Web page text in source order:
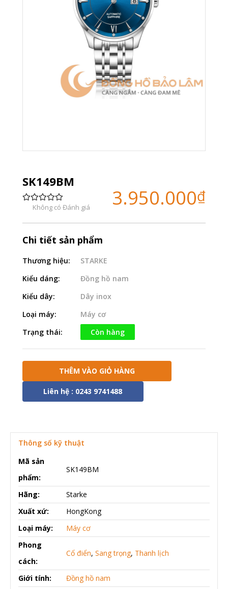
SK149BM
Không có Đánh giá 3.950.000₫
Chi tiết sản phẩm
Thương hiệu:
STARKE
Kiểu dáng:
Đồng hồ nam
Kiểu dây:
Dây inox
Loại máy:
Máy cơ
Trạng thái:
Còn hàng
THÊM VÀO GIỎ HÀNG
Liên hệ : 0243 9741488
Thông số kỹ thuật
Mã sản
phẩm:
SK149BM
Hãng:
Starke
Xuất xứ:
HongKong
Loại máy:
Máy cơ
Phong
cách:
Cổ điển, Sang trọng, Thanh lịch
Giới tính:
Đồng hồ nam